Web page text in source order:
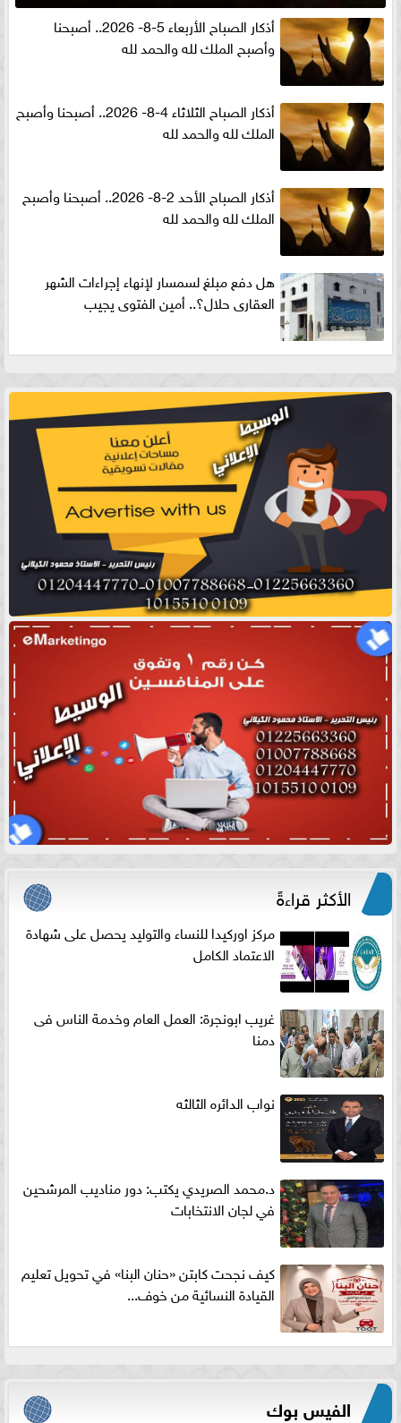
أذكار الصباح الأربعاء 5-8- 2026.. أصبحنا
وأصبح الملك لله والحمد لله
أذكار الصباح الثلاثاء 4-8- 2026.. أصبحنا وأصبح
الملك لله والحمد لله
أذكار الصباح الأحد 2-8- 2026.. أصبحنا وأصبح
الملك لله والحمد لله
هل دفع مبلغ لسمسار لإنهاء إجراءات الشهر
العقارى حلال؟.. أمين الفتوى يجيب
الأكثر قراءةً
مركز اوركيدا للنساء والتوليد يحصل على شهادة
الاعتماد الكامل
غريب ابونجرة: العمل العام وخدمة الناس فى
دمنا
نواب الدائره الثالثه
د.محمد الصريدي يكتب: دور مناديب المرشحين
في لجان الانتخابات
كيف نجحت كابتن «حنان البنا» في تحويل تعليم
القيادة النسائية من خوف...
الفيس بوك